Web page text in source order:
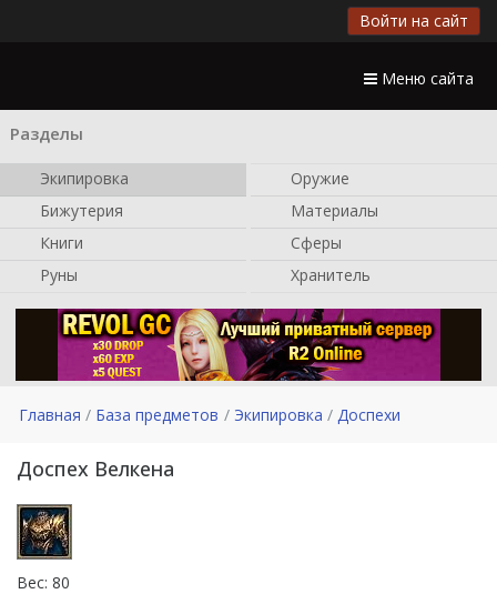
Войти на сайт
Меню сайта
Разделы
Экипировка
Оружие
Бижутерия
Материалы
Книги
Сферы
Руны
Хранитель
Главная База предметов Экипировка Доспехи
Доспех Велкена
Вес: 80